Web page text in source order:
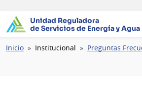
Unidad Reguladora
de Servicios de Energía y Agua
Ruta
Inicio Institucional Preguntas